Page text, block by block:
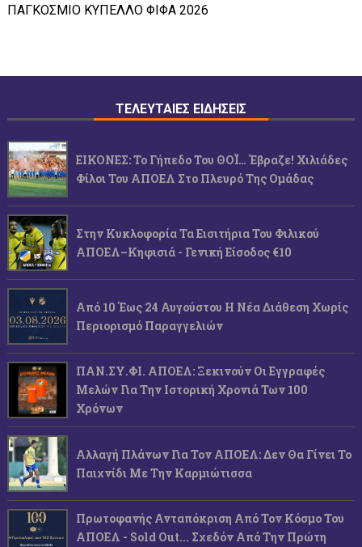
ΠΑΓΚΟΣΜΙΟ ΚΥΠΕΛΛΟ ΦΙΦΑ 2026
ΤΕΛΕΥΤΑΙΕΣ ΕΙΔΗΣΕΙΣ
ΕΙΚΟΝΕΣ: Το Γήπεδο Του ΘΟΪ… Έβραζε! Χιλιάδες
Φίλοι Του ΑΠΟΕΛ Στο Πλευρό Της Ομάδας
Στην Κυκλοφορία Τα Εισιτήρια Του Φιλικού
ΑΠΟΕΛ–Κηφισιά - Γενική Είσοδος €10
Από 10 Έως 24 Αυγούστου Η Νέα Διάθεση Χωρίς
Περιορισμό Παραγγελιών
ΠΑΝ.ΣΥ.ΦΙ. ΑΠΟΕΛ: Ξεκινούν Οι Εγγραφές
Μελών Για Την Ιστορική Χρονιά Των 100
Χρόνων
Αλλαγή Πλάνων Για Τον ΑΠΟΕΛ: Δεν Θα Γίνει Το
Παιχνίδι Με Την Καρμιώτισσα
Πρωτοφανής Ανταπόκριση Από Τον Κόσμο Του
ΑΠΟΕΛ - Sold Out... Σχεδόν Από Την Πρώτη